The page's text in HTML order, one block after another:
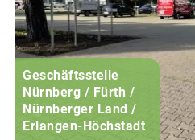
Geschäftsstelle
Nürnberg / Fürth /
Nürnberger Land /
Erlangen-Höchstadt